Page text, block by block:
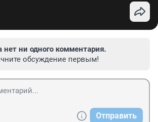
нет ни одного комментария.
обсуждение первым!
Отправить